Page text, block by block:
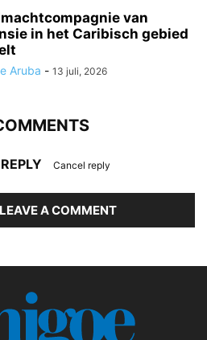
van
in het Caribisch gebied
Aruba - 13 juli, 2026
Cancel reply
A COMMENT